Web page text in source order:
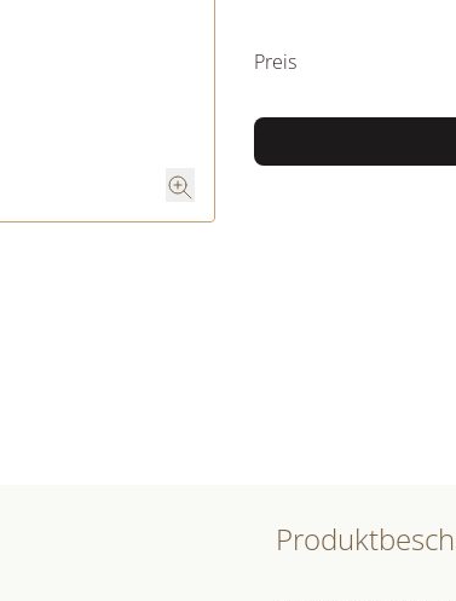
Preis